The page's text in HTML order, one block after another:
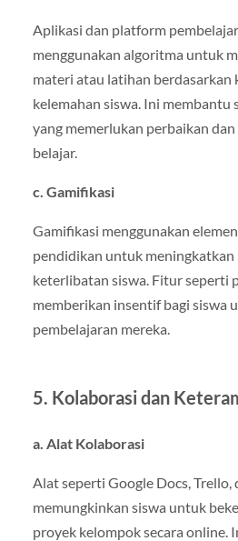
Aplikasi dan platform
menggunakan algoritma untuk
materi atau latihan berdasarkan
kelemahan siswa. Ini membantu
yang memerlukan perbaikan
belajar.
c. Gamifikasi
Gamifikasi menggunakan
pendidikan untuk meningkatkan
keterlibatan siswa. Fitur seperti
memberikan insentif bagi siswa
pembelajaran mereka.
5. Kolaborasi dan
a. Alat Kolaborasi
Alat seperti Google Docs, Trello,
memungkinkan siswa untuk
proyek kelompok secara online.